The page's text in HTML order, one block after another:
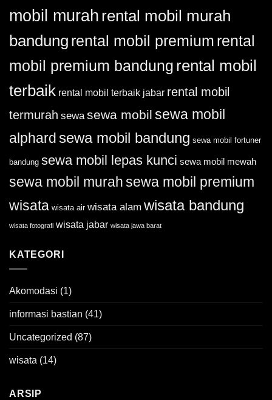
mobil murah rental mobil murah
bandung rental mobil premium rental
mobil premium bandung rental mobil
terbaik rental mobil terbaik jabar rental mobil
termurah sewa sewa mobil sewa mobil
alphard sewa mobil bandung sewa mobil fortuner
bandung sewa mobil lepas kunci sewa mobil mewah
sewa mobil murahsewa mobil premium
wisata wisata air wisata alam wisata bandung
wisata fotografi wisata jabar wisata jawa barat
KATEGORI
Akomodasi (1)
informasi bastian (41)
Uncategorized (87)
wisata (14)
ARSIP